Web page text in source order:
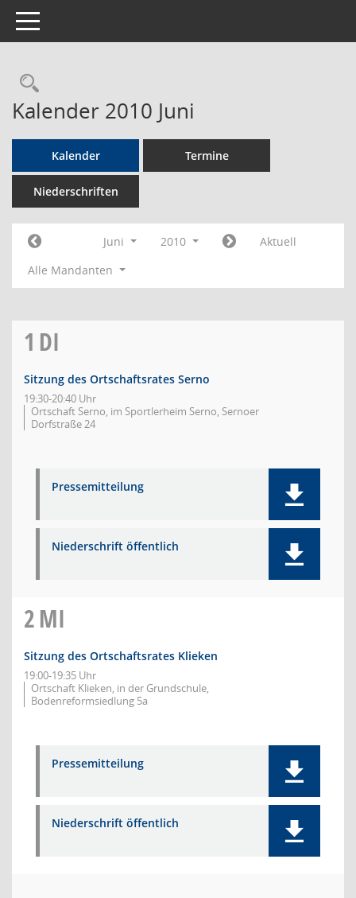
Toggle navigation
Rechercheauswahl
Kalender 2010 Juni
Kalender Termine
Niederschriften
Juni 2010
Aktuell
Alle Mandanten
1 DI
Sitzung des Ortschaftsrates Serno
19:30-20:40 Uhr
Ortschaft Serno, im Sportlerheim Serno, Sernoer
Dorfstraße 24
Pressemitteilung
Niederschrift öffentlich
2MI
Sitzung des Ortschaftsrates Klieken
19:00-19:35 Uhr
Ortschaft Klieken, in der Grundschule,
Bodenreformsiedlung 5a
Pressemitteilung
Niederschrift öffentlich